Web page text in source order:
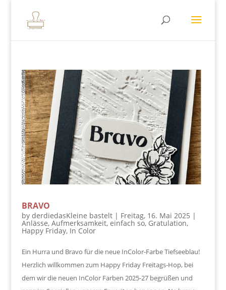
BRAVO
by derdiedasKleine bastelt| Freitag, 16. Mai 2025 |
Anlässe, Aufmerksamkeit, einfach so, Gratulation,
Happy Friday, In Color
Ein Hurra und Bravo für die neue InColor-Farbe Tiefseeblau!
Herzlich willkommen zum Happy Friday Freitags-Hop, bei
dem wir die neuen InColor Farben 2025-27 begrüßen und